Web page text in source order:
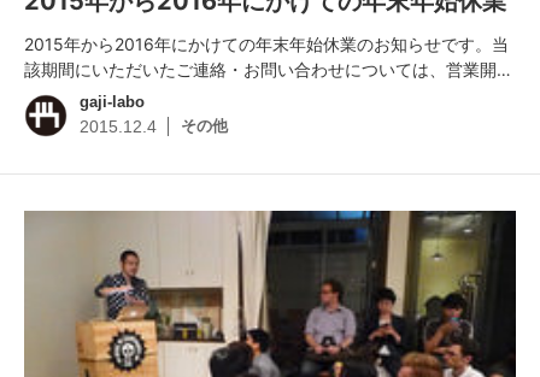
2015年から2016年にかけての年末年始休業のお知らせです。当
該期間にいただいたご連絡・お問い合わせについては、営業開…
gaji-labo
2015.12.4 その他